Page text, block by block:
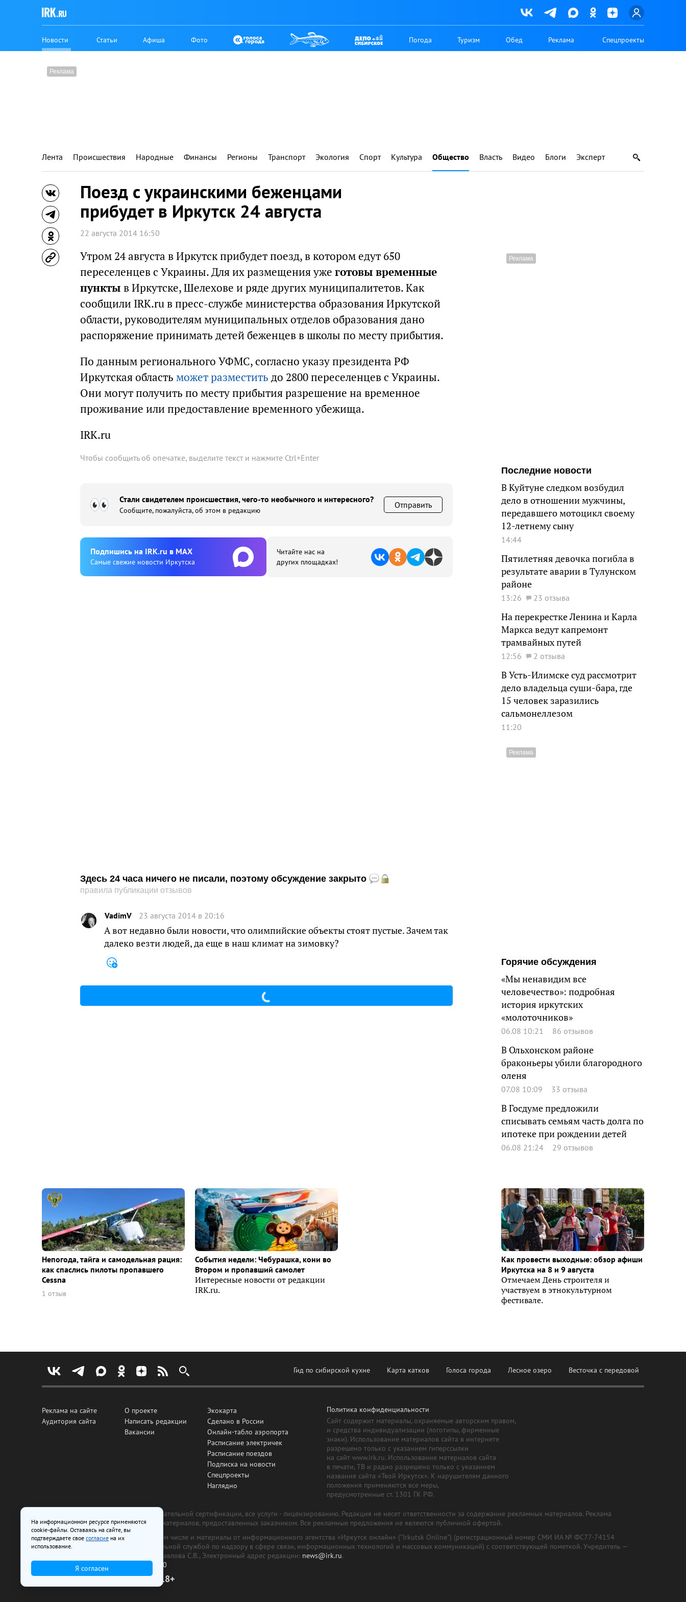
Новости Статьи Афиша Фото Погода Туризм Обед Реклама Спецпроекты
Лента Происшествия Народные Финансы Регионы Транспорт Экология Спорт Культура Общество Власть Видео Блоги Эксперт
Поезд с украинскими беженцами
прибудет в Иркутск 24 августа
22 августа 2014 16:50
Утром 24 августа в Иркутск прибудет поезд, в котором едут 650
переселенцев с Украины. Для их размещения уже готовы временные
пункты в Иркутске, Шелехове и ряде других муниципалитетов. Как
сообщили IRK.ru в пресс-службе министерства образования Иркутской
области, руководителям муниципальных отделов образования дано
распоряжение принимать детей беженцев в школы по месту прибытия.
По данным регионального УФМС, согласно указу президента РФ
Иркутская область может разместить до 2800 переселенцев с Украины.
Они могут получить по месту прибытия разрешение на временное
проживание или предоставление временного убежища.
IRK.ru
Чтобы сообщить об опечатке, выделите текст и нажмите Ctrl+Enter
Стали свидетелем происшествия, чего-то необычного и интересного?
Сообщите, пожалуйста, об этом в редакцию
Отправить
Подпишиcь на IRK.ru в MAX
Cамые свежие новости Иркутска
Читайте нас на
других площадках!
Здесь 24 часа ничего не писали, поэтому обсуждение закрыто
правила публикации отзывов
VadimV 23 августа 2014 в 20:16
А вот недавно были новости, что олимпийские объекты стоят пустые. Зачем так
далеко везти людей, да еще в наш климат на зимовку?
Последние новости
В Куйтуне следком возбудил
дело в отношении мужчины,
передавшего мотоцикл своему
12-летнему сыну
14:44
Пятилетняя девочка погибла в
результате аварии в Тулунском
районе
13:26 23 отзыва
На перекрестке Ленина и Карла
Маркса ведут капремонт
трамвайных путей
12:56 2 отзыва
В Усть-Илимске суд рассмотрит
дело владельца суши-бара, где
15 человек заразились
сальмонеллезом
11:20
Горячие обсуждения
«Мы ненавидим все
человечество»: подробная
история иркутских
«молоточников»
06.08 10:21 86 отзывов
В Ольхонском районе
браконьеры убили благородного
оленя
07.08 10:09 33 отзыва
В Госдуме предложили
списывать семьям часть долга по
ипотеке при рождении детей
06.08 21:24 29 отзывов
Непогода, тайга и самодельная рация:
как спаслись пилоты пропавшего
Cessna
1 отзыв
События недели: Чебурашка, кони во
Втором и пропавший самолет
Интересные новости от редакции
IRK.ru.
Как провести выходные: обзор афиши
Иркутска на 8 и 9 августа
Отмечаем День строителя и
участвуем в этнокультурном
фестивале.
Гид по сибирской кухне Карта катков Голоса города Лесное озеро Весточка с передовой
Реклама на сайте
Аудитория сайта
О проекте
Написать редакции
Вакансии
Экокарта
Сделано в России
Онлайн-табло аэропорта
Расписание электричек
Расписание поездов
Подписка на новости
Спецпроекты
Наглядно
Политика конфиденциальности
Сайт содержит материалы, охраняемые авторским правом,
и средства индивидуализации (логотипы, фирменные
знаки). Использование материалов сайта в интернете
разрешено только с указанием гиперссылки
на сайт www.irk.ru. Использование материалов сайта
в печати, ТВ и радио разрешено только с указанием
названия сайта «Твой Иркутск». К нарушителям данного
положения применяются все меры,
предусмотренные ст. 1301 ГК РФ.
Все рекламные товары подлежат обязательной сертификации, все услуги - лицензированию. Редакция не несет ответственности за содержание рекламных материалов. Реклама
изготовлена и размещена на основе материалов, предоставленных заказчиком. Все рекламные предложения не являются публичной офертой.
На сайте www.irk.ru размещаются в том числе и материалы от информационного агентства «Иркутск онлайн» ("Irkutsk Online") (регистрационный номер СМИ ИА № ФС77-74154
от 29 октября 2018 г., выдан Федеральной службой по надзору в сфере связи, информационных технологий и массовых коммуникаций) с соответствующей пометкой. Учредитель —
ООО «Ирк.ру». Главный редактор — Павлова С.В., Электронный адрес редакции: news@irk.ru.
Телефон редакции:
+7 (3952) 48-88-50
18+
На информационном ресурсе применяются
cookie-файлы. Оставаясь на сайте, вы
подтверждаете свое согласие на их
использование.
Я согласен